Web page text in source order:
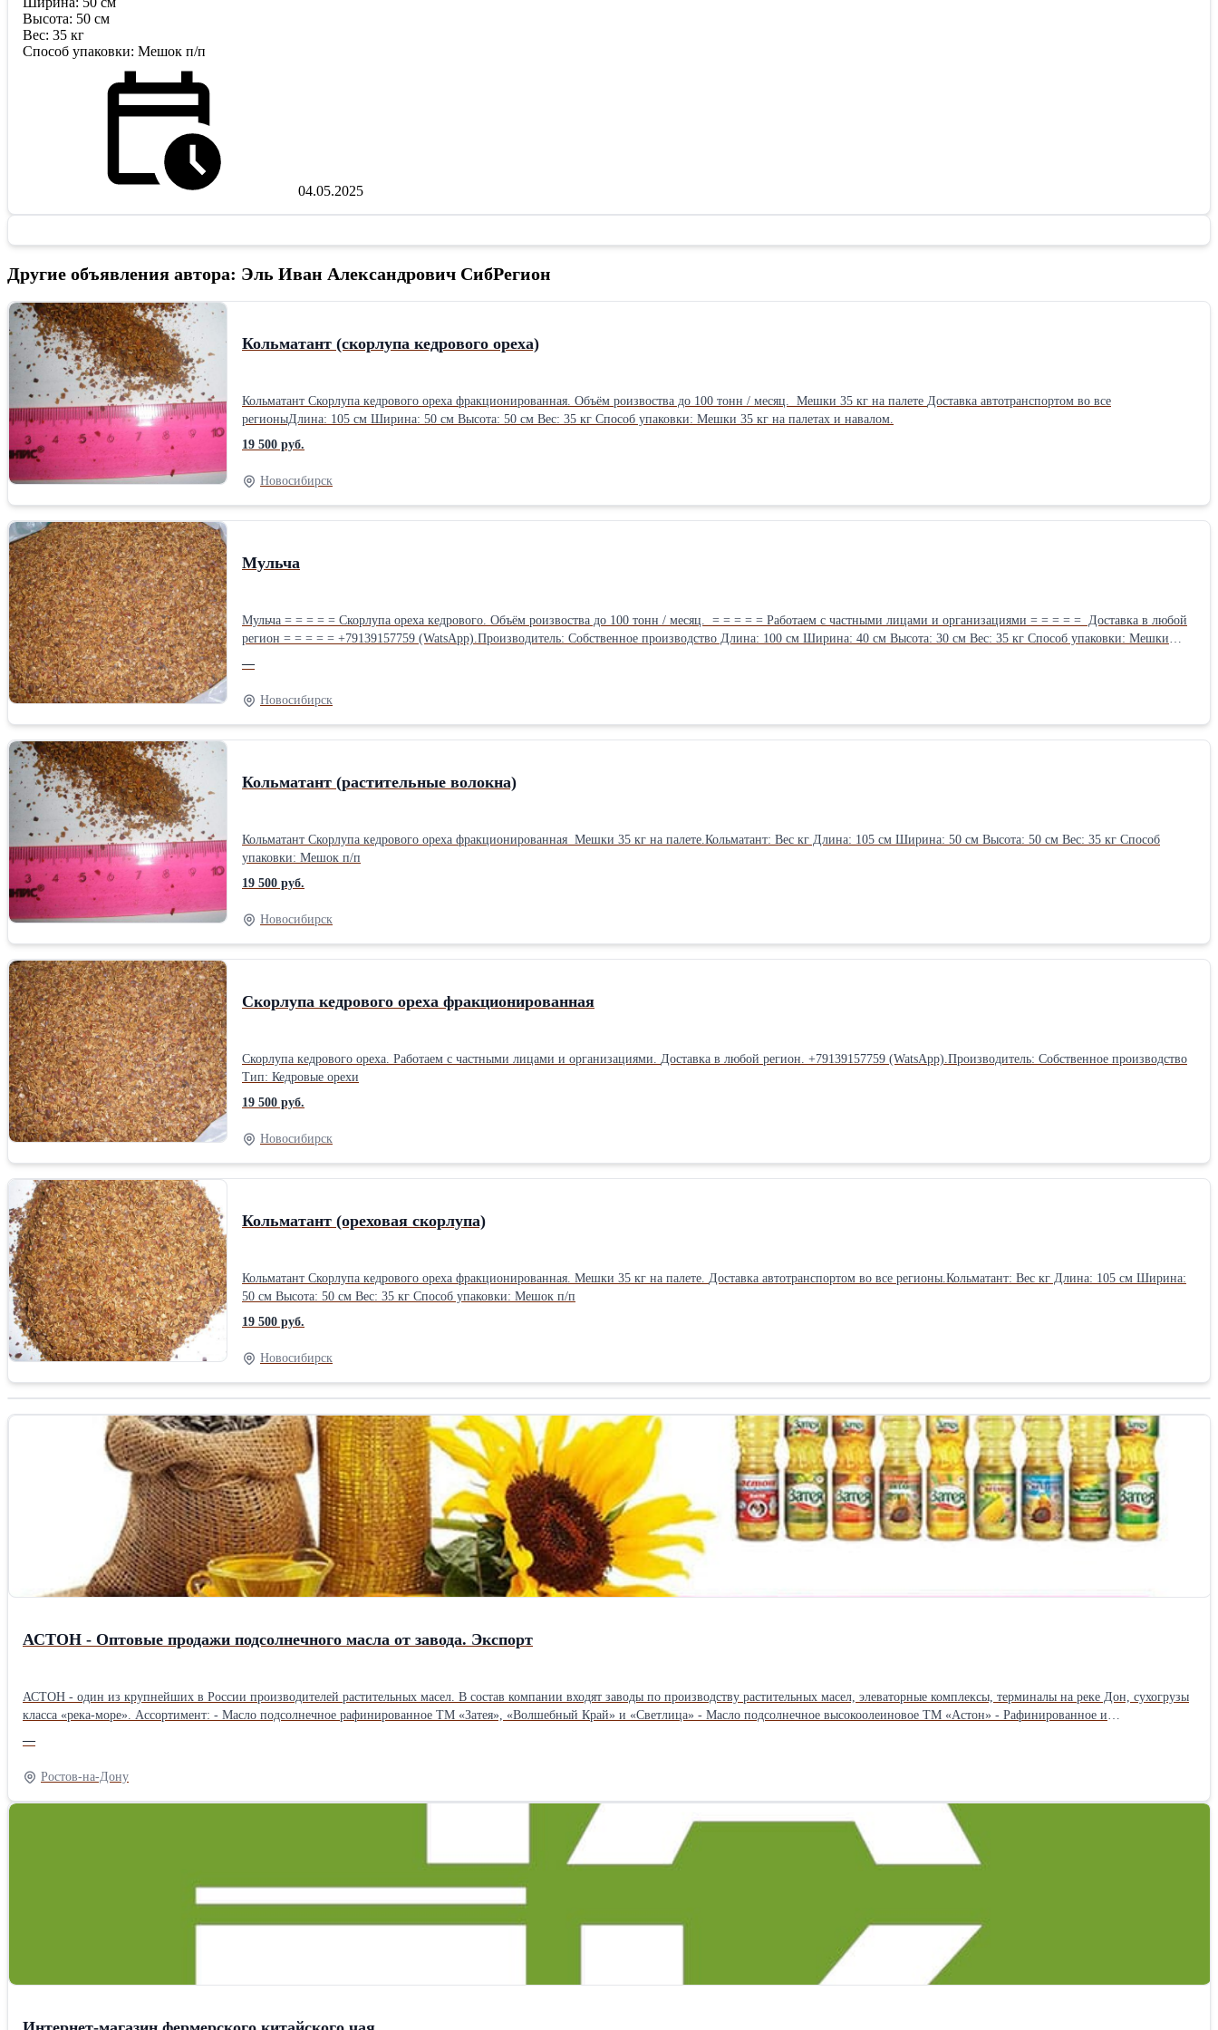
Высота: 50 см
Вес: 35 кг
Способ упаковки: Мешок п/п
04.05.2025
Другие объявления автора: Эль Иван Александрович СибРегион
Кольматант (скорлупа кедрового ореха)
Кольматант Скорлупа кедрового ореха фракционированная. Объём роизвоства до 100 тонн / месяц. Мешки 35 кг на палете Доставка автотранспортом во все
регионыДлина: 105 см Ширина: 50 см Высота: 50 см Вес: 35 кг Способ упаковки: Мешки 35 кг на палетах и навалом.
19 500 руб.
Новосибирск
Мульча
Мульча = = = = = Скорлупа ореха кедрового. Объём роизвоства до 100 тонн / месяц. = = = = = Работаем с частными лицами и организациями = = = = = Доставка в любой
регион = = = = = +79139157759 (WatsApp).Производитель: Собственное производство Длина: 100 см Ширина: 40 см Высота: 30 см Вес: 35 кг Способ упаковки: Мешки
—
Новосибирск
Кольматант (растительные волокна)
Кольматант Скорлупа кедрового ореха фракционированная Мешки 35 кг на палете.Кольматант: Вес кг Длина: 105 см Ширина: 50 см Высота: 50 см Вес: 35 кг Способ
упаковки: Мешок п/п
19 500 руб.
Новосибирск
Скорлупа кедрового ореха фракционированная
Скорлупа кедрового ореха. Работаем с частными лицами и организациями. Доставка в любой регион. +79139157759 (WatsApp).Производитель: Собственное производство
Тип: Кедровые орехи
19 500 руб.
Новосибирск
Кольматант (ореховая скорлупа)
Кольматант Скорлупа кедрового ореха фракционированная. Мешки 35 кг на палете. Доставка автотранспортом во все регионы.Кольматант: Вес кг Длина: 105 см Ширина:
50 см Высота: 50 см Вес: 35 кг Способ упаковки: Мешок п/п
19 500 руб.
Новосибирск
АСТОН - Оптовые продажи подсолнечного масла от завода. Экспорт
АСТОН - один из крупнейших в России производителей растительных масел. В состав компании входят заводы по производству растительных масел, элеваторные комплексы, терминалы на реке Дон, сухогрузы
класса «река-море». Ассортимент: - Масло подсолнечное рафинированное ТМ «Затея», «Волшебный Край» и «Светлица» - Масло подсолнечное высокоолеиновое ТМ «Астон» - Рафинированное и
других условий. Доставляем авто-, жд- и морским транспортом на условиях EXW, FCA, DAP, CIP, FOB, CIF. Продукция соответствует ГОСТ 1129-2013, требованиям ХАССП, стандартам ISO и иным
—
Ростов-на-Дону